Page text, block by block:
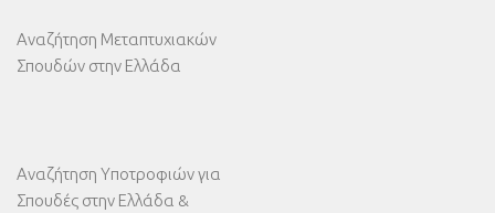
Αναζήτηση Μεταπτυχιακών
Σπουδών στην Ελλάδα
Αναζήτηση Υποτροφιών για
Σπουδές στην Ελλάδα &